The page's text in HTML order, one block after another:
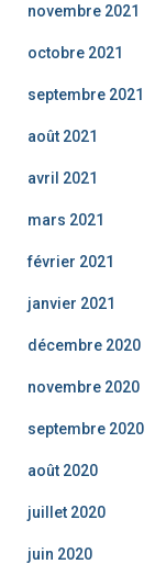
novembre 2021
octobre 2021
septembre 2021
août 2021
avril 2021
mars 2021
février 2021
janvier 2021
décembre 2020
novembre 2020
septembre 2020
août 2020
juillet 2020
juin 2020